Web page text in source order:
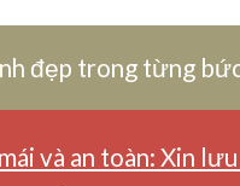
đẹp trong từng
và an toàn: Xin